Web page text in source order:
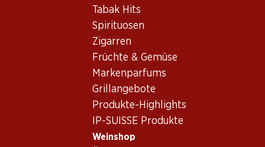
Tabak Hits
Spirituosen
Zigarren
Früchte & Gemüse
Markenparfums
Grillangebote
Produkte-Highlights
IP-SUISSE Produkte
Weinshop
89.70
Flasche: 14.95
Grenache Rosé Pays d’Oc
IGP
2024